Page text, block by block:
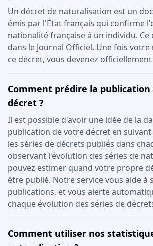
Un décret de naturalisation est un
émis par l'État français qui confirme
nationalité française à un individu. Ce
dans le Journal Officiel. Une fois
ce décret, vous devenez
Comment prédire la publication
décret ?
Il est possible d'avoir une idée de la
publication de votre décret en
les séries de décrets publiés dans
observant l'évolution des séries de
pouvez estimer quand votre propre
être publié. Notre service vous aide à
publications, et vous alerte
chaque évolution des séries de
Comment utiliser nos